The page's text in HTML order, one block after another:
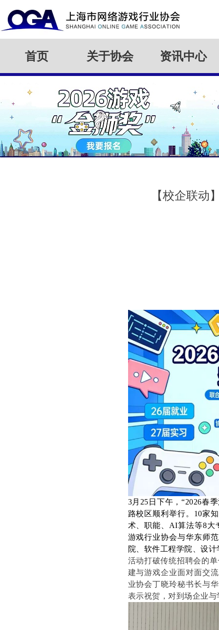
首页 关于协会 资讯中心
【校企联动
3月25日下午，“2026春
路校区顺利举行。10家
术、职能、 AI算法等8大
游戏行业协会与华东师
院、软件工程学院、设
活动打破传统招聘会的
建与游戏企业面对面交
业协会丁晓玲秘书长与
表示祝贺，对到场企业